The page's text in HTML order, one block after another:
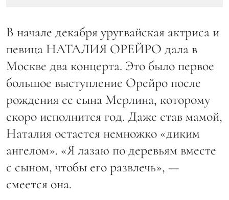
В начале декабря уругвайская актриса и
певица НАТАЛИЯ ОРЕЙРО дала в
Москве два концерта. Это было первое
большое выступление Орейро после
рождения ее сына Мерлина, которому
скоро исполнится год. Даже став мамой,
Наталия остается немножко «диким
ангелом». «Я лазаю по деревьям вместе
с сыном, чтобы его развлечь», —
смеется она.